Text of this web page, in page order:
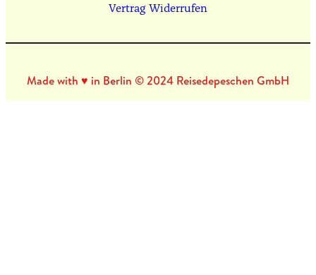
Vertrag Widerrufen
Made with ♥ in Berlin © 2024 Reisedepeschen GmbH